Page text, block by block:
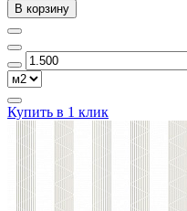
В корзину
Купить в 1 клик